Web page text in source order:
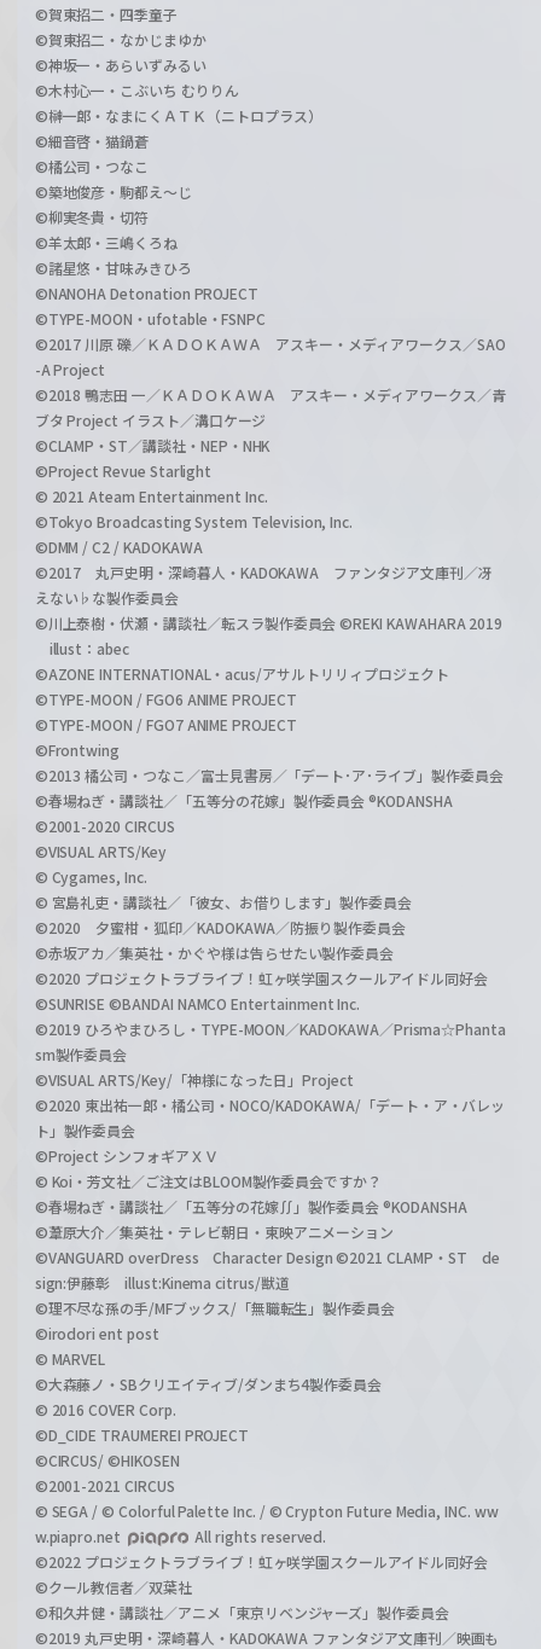
©賀東招二・四季童子
©賀東招二・なかじまゆか
©神坂一・あらいずみるい
©木村心一・こぶいち むりりん
©榊一郎・なまにくＡＴＫ（ニトロプラス）
©細音啓・猫鍋蒼
©橘公司・つなこ
©築地俊彦・駒都え～じ
©柳実冬貴・切符
©羊太郎・三嶋くろね
©諸星悠・甘味みきひろ
©NANOHA Detonation PROJECT
©TYPE-MOON・ufotable・FSNPC
©2017 川原 礫／ＫＡＤＯＫＡＷＡ アスキー・メディアワークス／SAO
-A Project
©2018 鴨志田 一／ＫＡＤＯＫＡＷＡ アスキー・メディアワークス／青
ブタ Project イラスト／溝口ケージ
©CLAMP・ST／講談社・NEP・NHK
©Project Revue Starlight
© 2021 Ateam Entertainment Inc.
©Tokyo Broadcasting System Television, Inc.
©DMM / C2 / KADOKAWA
©2017 丸戸史明・深崎暮人・KADOKAWA ファンタジア文庫刊／冴
えない♭な製作委員会
©川上泰樹・伏瀬・講談社／転スラ製作委員会 ©REKI KAWAHARA 2019
illust：abec
©AZONE INTERNATIONAL・acus/アサルトリリィプロジェクト
©TYPE-MOON / FGO6 ANIME PROJECT
©TYPE-MOON / FGO7 ANIME PROJECT
©Frontwing
©2013 橘公司・つなこ／富士見書房／「デート･ア･ライブ」製作委員会
©春場ねぎ・講談社／「五等分の花嫁」製作委員会 ®KODANSHA
©2001-2020 CIRCUS
©VISUAL ARTS/Key
© Cygames, Inc.
© 宮島礼吏・講談社／「彼女、お借りします」製作委員会
©2020 夕蜜柑・狐印／KADOKAWA／防振り製作委員会
©赤坂アカ／集英社・かぐや様は告らせたい製作委員会
©2020 プロジェクトラブライブ！虹ヶ咲学園スクールアイドル同好会
©SUNRISE ©BANDAI NAMCO Entertainment Inc.
©2019 ひろやまひろし・TYPE-MOON／KADOKAWA／Prisma☆Phanta
sm製作委員会
©VISUAL ARTS/Key/「神様になった日」Project
©2020 東出祐一郎・橘公司・NOCO/KADOKAWA/「デート・ア・バレッ
ト」製作委員会
©Project シンフォギアＸＶ
© Koi・芳文社／ご注文はBLOOM製作委員会ですか？
©春場ねぎ・講談社／「五等分の花嫁∬」製作委員会 ®KODANSHA
©葦原大介／集英社・テレビ朝日・東映アニメーション
©VANGUARD overDress Character Design ©2021 CLAMP・ST de
sign:伊藤彰 illust:Kinema citrus/獣道
©理不尽な孫の手/MFブックス/「無職転生」製作委員会
©irodori ent post
© MARVEL
©大森藤ノ・SBクリエイティブ/ダンまち4製作委員会
© 2016 COVER Corp.
©D_CIDE TRAUMEREI PROJECT
©CIRCUS/ ©HIKOSEN
©2001-2021 CIRCUS
© SEGA / © Colorful Palette Inc. / © Crypton Future Media, INC. ww
w.piapro.net
All rights reserved.
©2022 プロジェクトラブライブ！虹ヶ咲学園スクールアイドル同好会
©クール教信者／双葉社
©和久井健・講談社／アニメ「東京リベンジャーズ」製作委員会
©2019 丸戸史明・深崎暮人・KADOKAWA ファンタジア文庫刊／映画も